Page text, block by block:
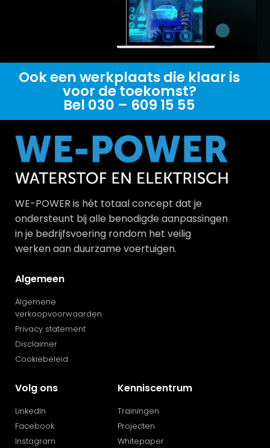
Ook een werkplaats die klaar is
voor de toekomst?
Bel 030 – 609 15 55
WE-POWER is hét totaal concept dat je
ondersteunt bij alle benodigde aanpassingen
in je bedrijfsvoering rondom het veilig
werken aan duurzame voertuigen.
Algemeen
Algemene
verkoopvoorwaarden
Privacy statement
Disclaimer
Cookiebeleid
Volg ons
LinkedIn
Facebook
Instagram
Kenniscentrum
Trainingen
Projecten
Whitepaper